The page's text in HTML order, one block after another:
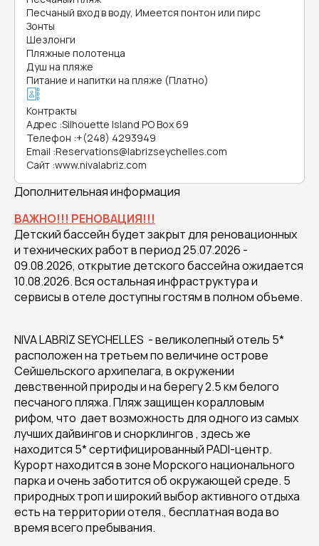
Песчаный вход в воду, Имеется понтон или пирс
Зонты
Шезлонги
Пляжные полотенца
Душ на пляже
Питание и напитки на пляже (Платно)
Контракты
Адрес :Silhouette Island PO Box 69
Телефон :+(248) 4293949
Email :Reservations@labrizseychelles.com
Сайт :www.nivalabriz.com
Дополнительная информация
ВАЖНО!!! РЕНОВАЦИЯ!!!
Детский бассейн будет закрыт для реновационных
и технических работ в период 25.07.2026 -
09.08.2026, открытие детского бассейна ожидается
10.08.2026. Вся остальная инфраструктура и
сервисы в отеле доступны гостям в полном объеме.
NIVA LABRIZ SEYCHELLES - великолепный отель 5*
расположен на третьем по величине острове
Сейшельского архипелага, в окружении
девственной природы и на берегу 2.5 км белого
песчаного пляжа. Пляж защищен коралловым
рифом, что дает возможность для одного из самых
лучших дайвингов и снорклингов , здесь же
находится 5* сертифицированный PADI-центр.
Курорт находится в зоне Морского национального
парка и очень заботится об окружающей среде. 5
природных троп и широкий выбор активного отдыха
есть на территории отеля., бесплатная вода во
время всего пребывания.